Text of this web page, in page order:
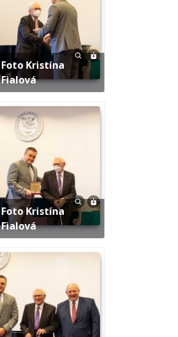
Foto Kristína
Fialová
Foto Kristína
Fialová